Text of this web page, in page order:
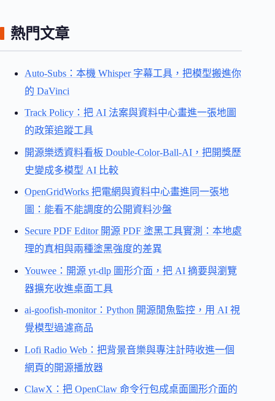
熱門文章
Auto-Subs：本機 Whisper 字幕工具，把模型搬進你
的 DaVinci
Track Policy：把 AI 法案與資料中心畫進一張地圖
的政策追蹤工具
開源樂透資料看板 Double-Color-Ball-AI，把開獎歷
史變成多模型 AI 比較
OpenGridWorks 把電網與資料中心畫進同一張地
圖：能看不能調度的公開資料沙盤
Secure PDF Editor 開源 PDF 塗黑工具實測：本地處
理的真相與兩種塗黑強度的差異
Youwee：開源 yt-dlp 圖形介面，把 AI 摘要與瀏覽
器擴充收進桌面工具
ai-goofish-monitor：Python 開源閒魚監控，用 AI 視
覺模型過濾商品
Lofi Radio Web：把背景音樂與專注計時收進一個
網頁的開源播放器
ClawX：把 OpenClaw 命令行包成桌面圖形介面的